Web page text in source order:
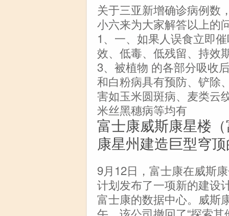
关于三亚新增确诊病例数
小六来为大家解答以上的
1、一、如果人误食立即
效、低毒、低残留、持效
3、被植物 的各部分吸收
和白粉病具有预防、铲除
害如玉米圆斑病、麦类云
米丝黑穗病等均有
富士康威斯康星楼
康星州建造巨型穹
9月12日，富士康在威斯
计划发布了一项新的建设
富士康的数据中心。威斯